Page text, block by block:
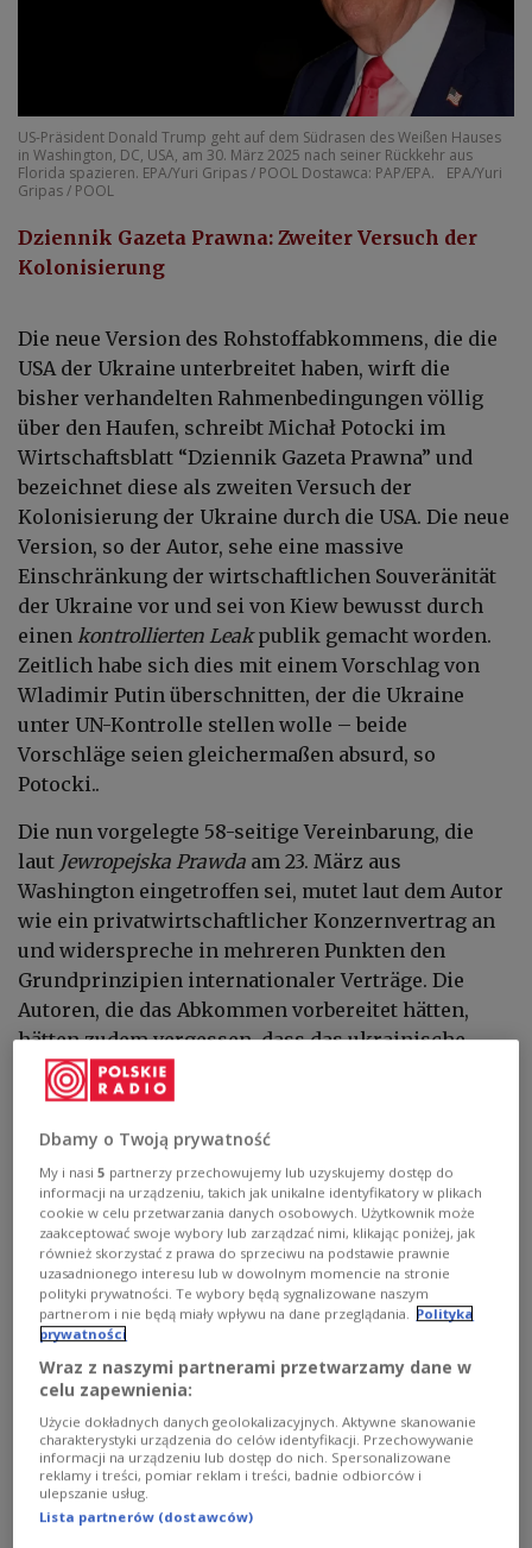
US-Präsident Donald Trump geht auf dem Südrasen des Weißen Hauses
in Washington, DC, USA, am 30. März 2025 nach seiner Rückkehr aus
Florida spazieren. EPA/Yuri Gripas / POOL Dostawca: PAP/EPA.
EPA/Yuri
Gripas / POOL
Dziennik Gazeta Prawna: Zweiter Versuch der
Kolonisierung
Die neue Version des Rohstoffabkommens, die die
USA der Ukraine unterbreitet haben, wirft die
bisher verhandelten Rahmenbedingungen völlig
über den Haufen, schreibt Michał Potocki im
Wirtschaftsblatt “Dziennik Gazeta Prawna” und
bezeichnet diese als zweiten Versuch der
Kolonisierung der Ukraine durch die USA. Die neue
Version, so der Autor, sehe eine massive
Einschränkung der wirtschaftlichen Souveränität
der Ukraine vor und sei von Kiew bewusst durch
einen kontrollierten Leakpublik gemacht worden.
Zeitlich habe sich dies mit einem Vorschlag von
Wladimir Putin überschnitten, der die Ukraine
unter UN-Kontrolle stellen wolle – beide
Vorschläge seien gleichermaßen absurd, so
Potocki..
Die nun vorgelegte 58-seitige Vereinbarung, die
laut Jewropejska Prawda am 23. März aus
Washington eingetroffen sei, mutet laut dem Autor
wie ein privatwirtschaftlicher Konzernvertrag an
und widerspreche in mehreren Punkten den
Grundprinzipien internationaler Verträge. Die
Autoren, die das Abkommen vorbereitet hätten,
hätten zudem vergessen, dass das ukrainische
Parlament ihm zustimmen müsse. Die geplante
Struktur des „Amerikanisch-Ukrainischen
Investitionsfonds für Wiederaufbau und
Verwaltungsrat die Kontrolle ausübt – mit drei von
der US-Regierung bestimmten Amerikanern und
zwei Ukrainern, die ebenfalls erst durch die US-
Administration genehmigt werden müssten. Die
Ukraine dürfe sich zudem nur mit ausdrücklicher
Zustimmung der Vereinigten Staaten aus dem
Fonds zurückziehen, was einen eklatanten Bruch
mit der fundamentalen Logik zwischenstaatlicher
Abkommen darstelle, so der Autor.
Pierwsza strona poniedziałkowego wydania
Dziennika Gazety Prawnej. Kup w kiosku lub
Dbamy o Twoją prywatność
My i nasi5 partnerzy przechowujemy lub uzyskujemy dostęp do
informacji na urządzeniu, takich jak unikalne identyfikatory w plikach
cookie w celu przetwarzania danych osobowych. Użytkownik może
zaakceptować swoje wybory lub zarządzać nimi, klikając poniżej, jak
również skorzystać z prawa do sprzeciwu na podstawie prawnie
uzasadnionego interesu lub w dowolnym momencie na stronie
polityki prywatności. Te wybory będą sygnalizowane naszym
partnerom i nie będą miały wpływu na dane przeglądania. Polityka
prywatności
Wraz z naszymi partnerami przetwarzamy dane w
celu zapewnienia:
Użycie dokładnych danych geolokalizacyjnych. Aktywne skanowanie
charakterystyki urządzenia do celów identyfikacji. Przechowywanie
informacji na urządzeniu lub dostęp do nich. Spersonalizowane
reklamy i treści, pomiar reklam i treści, badnie odbiorców i
ulepszanie usług.
Lista partnerów (dostawców)